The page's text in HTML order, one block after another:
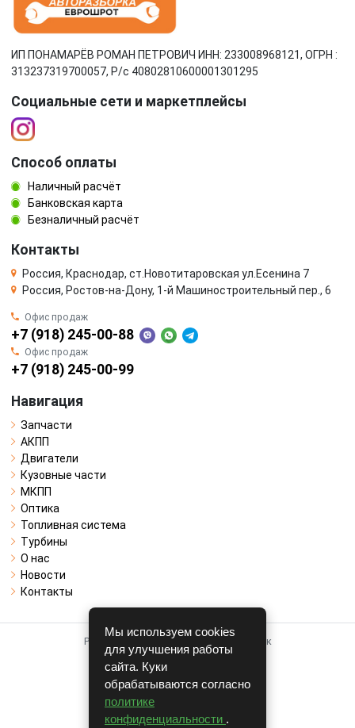
ИП ПОНАМАРЁВ РОМАН ПЕТРОВИЧ ИНН: 233008968121, ОГРН :
313237319700057, Р/c 40802810600001301295
Социальные сети и маркетплейсы
Способ оплаты
Наличный расчёт
Банковская карта
Безналичный расчёт
Контакты
Россия, Краснодар, ст.Новотитаровская ул.Есенина 7
Россия, Ростов-на-Дону, 1-й Машиностроительный пер., 6
Офис продаж
+7 (918) 245-00-88
Офис продаж
+7 (918) 245-00-99
Навигация
Запчасти
АКПП
Двигатели
Кузовные части
МКПП
Оптика
Топливная система
Турбины
О нас
Новости
Контакты
Работает на системе для авторазборок
CARRO.БИЗНЕС
Полная версия
© COPYRIGHT 2026 г.
v1.1.24
Мы используем cookies
для улучшения работы
сайта. Куки
обрабатываются согласно
политике
конфиденциальности .